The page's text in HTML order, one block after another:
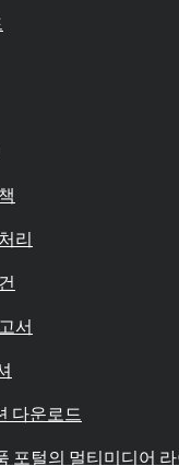
리
서
다운로드
포털의 멀티미디어